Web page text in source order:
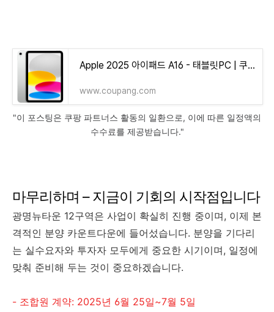
Apple 2025 아이패드 A16 - 태블릿PC | 쿠팡
www.coupang.com
"이 포스팅은 쿠팡 파트너스 활동의 일환으로, 이에 따른 일정액의
수수료를 제공받습니다."
마무리하며 – 지금이 기회의 시작점입니다
광명뉴타운 12구역은 사업이 확실히 진행 중이며, 이제 본
격적인 분양 카운트다운에 들어섰습니다. 분양을 기다리
는 실수요자와 투자자 모두에게 중요한 시기이며, 일정에
맞춰 준비해 두는 것이 중요하겠습니다.
- 조합원 계약: 2025년 6월 25일~7월 5일